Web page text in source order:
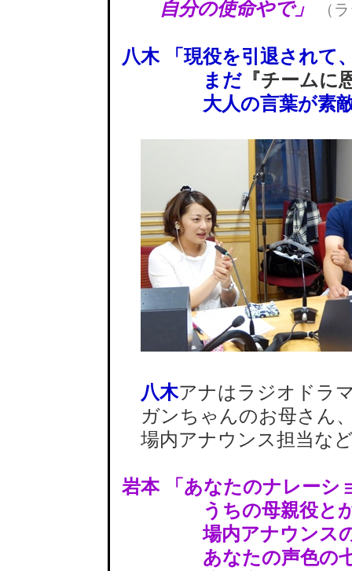
自分の使命やで」 （
八木 「現役を引退されて
まだ 『チームに
大人の言葉が素敵
八木アナはラジオドラ
ガンちゃんのお母さん
場内アナウンス担当な
岩本 「あなたのナレーシ
うちの母親役と
場内アナウンスの
あなたの声色の七